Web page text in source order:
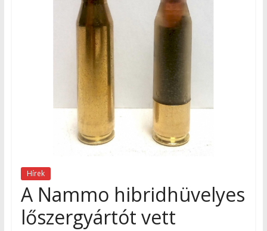
Hírek
A Nammo hibridhüvelyes
lőszergyártót vett